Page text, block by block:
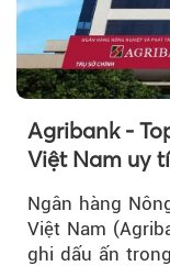
Agribank -
Việt Nam uy
Ngân hàng
Việt Nam
ghi dấu ấn